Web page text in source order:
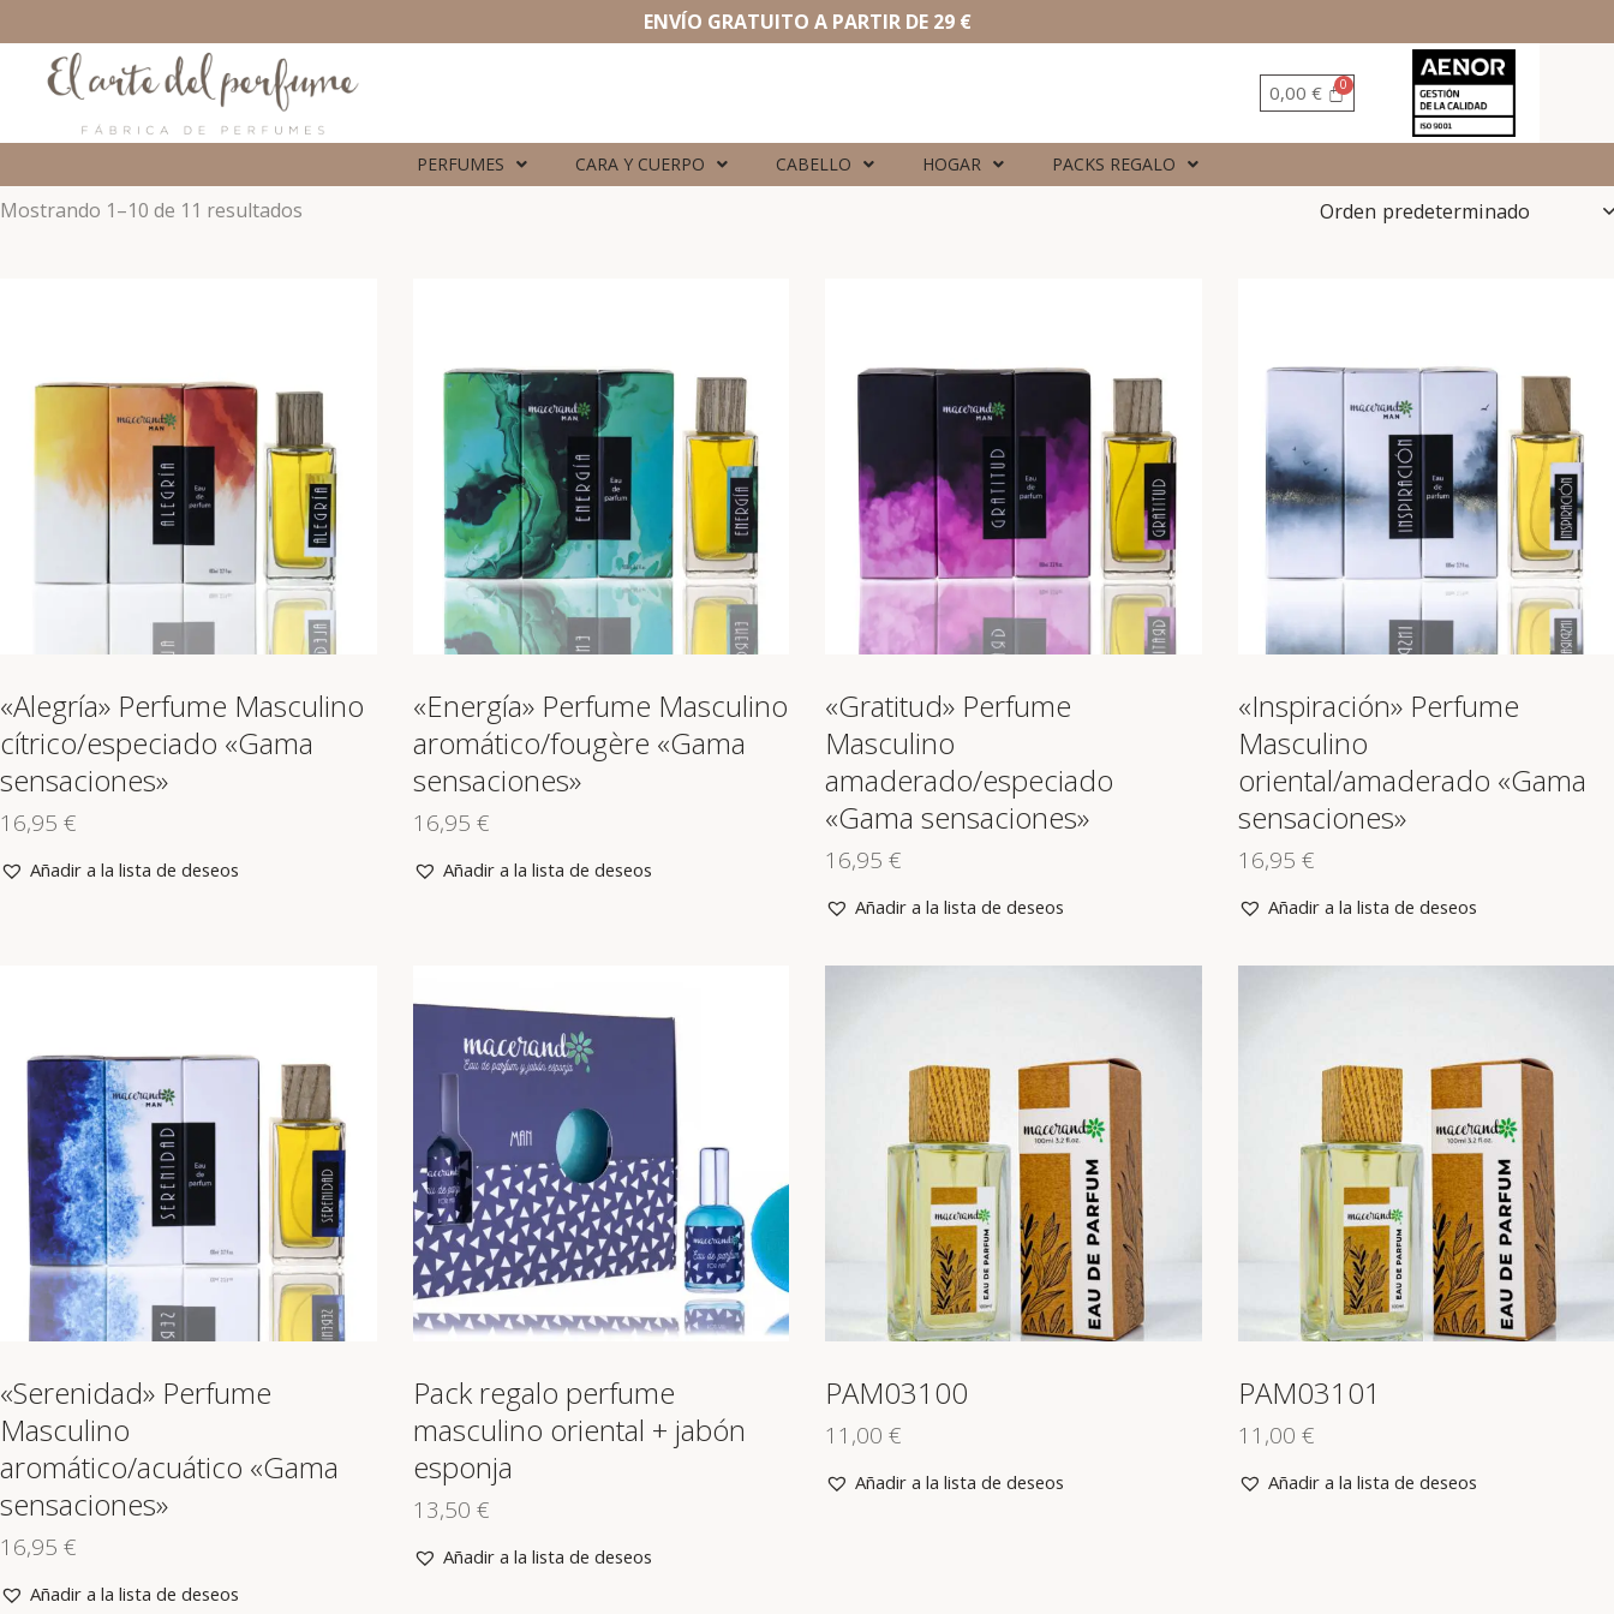
ENVÍO GRATUITO A PARTIR DE 29 €
0,00 €
PERFUMES CARA Y CUERPO CABELLO HOGAR PACKS REGALO
Mostrando 1–10 de 11 resultados
«Alegría» Perfume Masculino
cítrico/especiado «Gama
sensaciones»
16,95 €
Añadir a la lista de deseos
«Energía» Perfume Masculino
aromático/fougère «Gama
sensaciones»
16,95 €
Añadir a la lista de deseos
«Gratitud» Perfume
Masculino
amaderado/especiado
«Gama sensaciones»
16,95 €
Añadir a la lista de deseos
«Inspiración» Perfume
Masculino
oriental/amaderado «Gama
sensaciones»
16,95 €
Añadir a la lista de deseos
«Serenidad» Perfume
Masculino
aromático/acuático «Gama
sensaciones»
16,95 €
Añadir a la lista de deseos
Pack regalo perfume
masculino oriental + jabón
esponja
13,50 €
Añadir a la lista de deseos
PAM03100
11,00 €
Añadir a la lista de deseos
PAM03101
11,00 €
Añadir a la lista de deseos